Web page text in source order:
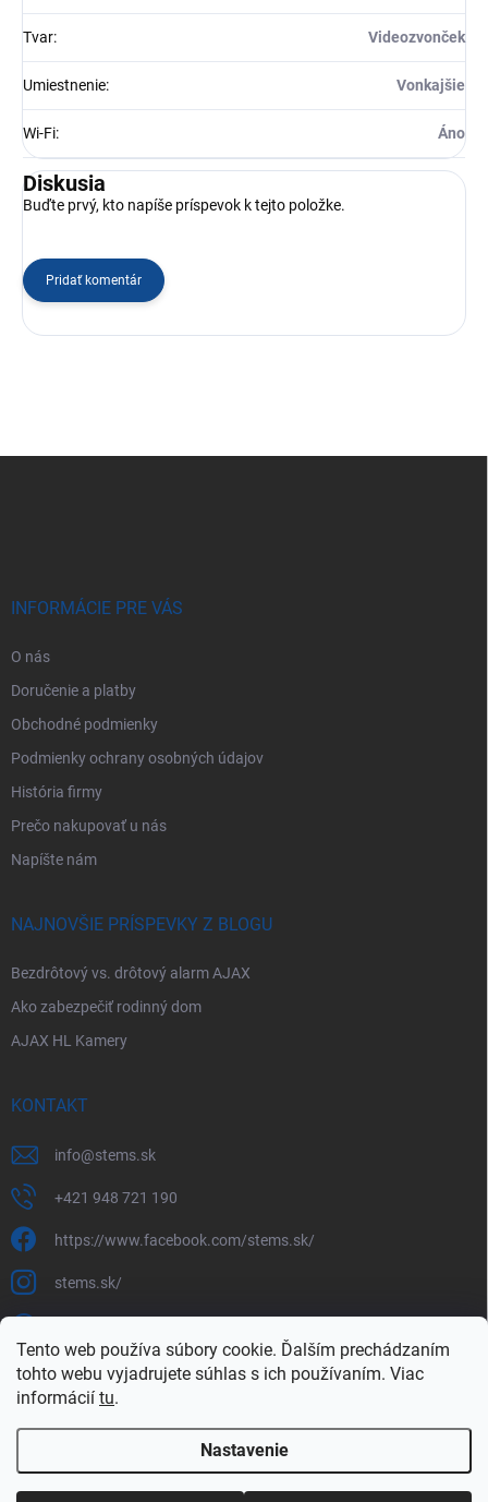
Tento web používa súbory cookie. Ďalším prechádzaním
tohto webu vyjadrujete súhlas s ich používaním. Viac
informácií tu.
Nastavenie
Tvar: Videozvonček
Umiestnenie: Vonkajšie
Wi-Fi: Áno
Diskusia
Buďte prvý, kto napíše príspevok k tejto položke.
Pridať komentár
INFORMÁCIE PRE VÁS
O nás
Doručenie a platby
Obchodné podmienky
Podmienky ochrany osobných údajov
História firmy
Prečo nakupovať u nás
Napíšte nám
NAJNOVŠIE PRÍSPEVKY Z BLOGU
Bezdrôtový vs. drôtový alarm AJAX
Ako zabezpečiť rodinný dom
AJAX HL Kamery
KONTAKT
info@stems.sk
+421 948 721 190
https://www.facebook.com/stems.sk/
stems.sk/
https://www.youtube.com/@stemssk
Copyright 2026STEMS.sk. Všetky práva vyhradené.Upraviť nastavenie